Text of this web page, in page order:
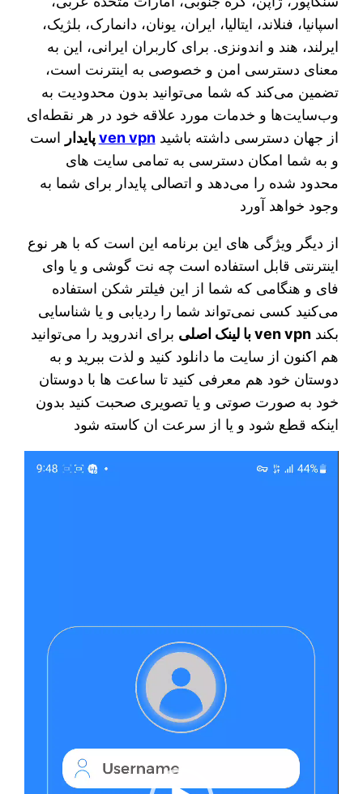
اسپانیا، فنلاند، ایتالیا، ایران، یونان، دانمارک، بلژیک،
ایرلند، هند و اندونزی. برای کاربران ایرانی، این به
معنای دسترسی امن و خصوصی به اینترنت است،
تضمین می‌کند که شما می‌توانید بدون محدودیت به
وب‌سایت‌ها و خدمات مورد علاقه خود در هر نقطه‌ای
از جهان دسترسی داشته باشیدven vpnپایدار است
و به شما امکان دسترسی به تمامی سایت های
محدود شده را می‌دهد و اتصالی پایدار برای شما به
وجود خواهد آورد
از دیگر ویژگی های این برنامه این است که با هر نوع
اینترنتی قابل استفاده است چه نت گوشی و یا وای
فای و هنگامی که شما از این فیلتر شکن استفاده
می‌کنید کسی نمی‌تواند شما را ردیابی و یا شناسایی
بکندven vpn با لینک اصلی
برای اندروید را می‌توانید
هم اکنون از سایت ما دانلود کنید و لذت ببرید و به
دوستان خود هم معرفی کنید تا ساعت ها با دوستان
خود به صورت صوتی و یا تصویری صحبت کنید بدون
اینکه قطع شود و یا از سرعت ان کاسته شود
نمایشگر